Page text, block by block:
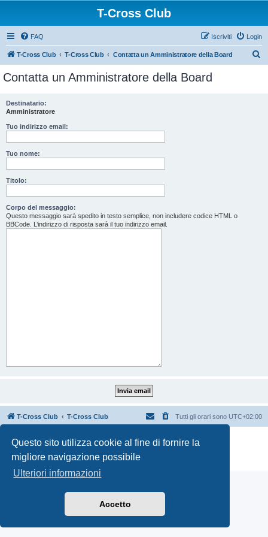
Questo sito utilizza cookie al fine di fornire la
migliore navigazione possibile
Ulteriori informazioni
Accetto
T-Cross Club
FAQ Login
Iscriviti
T-Cross Club T-Cross Club Contatta un Amministratore della Board
Contatta un Amministratore della Board
Destinatario:
Amministratore
Tuo indirizzo email:
Tuo nome:
Titolo:
Corpo del messaggio:
Questo messaggio sarà spedito in testo semplice, non includere codice HTML o
BBCode. L’indirizzo di risposta sarà il tuo indirizzo email.
T-Cross Club T-Cross Club Tutti gli orari sono UTC+02:00
Creato da
® Forum Software © phpBB Limited
Privacy|Condizioni